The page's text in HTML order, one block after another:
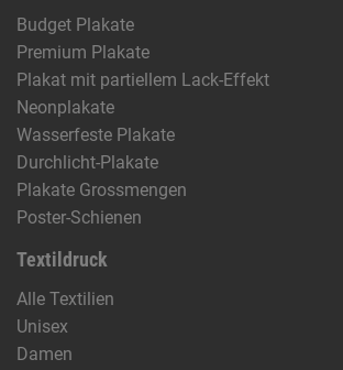
Budget Plakate
Premium Plakate
Plakat mit partiellem Lack-Effekt
Neonplakate
Wasserfeste Plakate
Durchlicht-Plakate
Plakate Grossmengen
Poster-Schienen
Textildruck
Alle Textilien
Unisex
Damen